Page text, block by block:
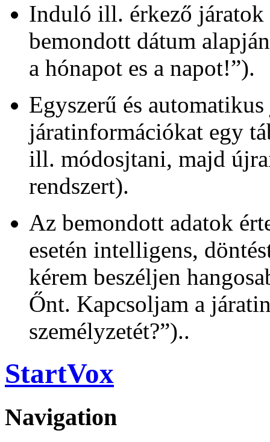
Induló ill. érkező járatok
bemondott dátum
a hónapot es a napot!”).
Egyszerű és
járatinformációkat egy
ill. módosjtani, majd
rendszert).
Az bemondott adatok
esetén intelligens,
kérem beszéljen
Őnt. Kapcsoljam a
személyzetét?”)..
StartVox
Navigation